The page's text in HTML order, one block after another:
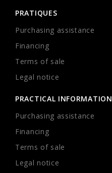
PRATIQUES
Purchasing assistance
Financing
Terms of sale
Legal notice
PRACTICAL INFORMATION
Purchasing assistance
Financing
Terms of sale
Legal notice